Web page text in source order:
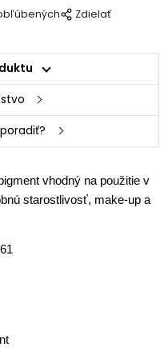
Zdielať
vhodný na použitie v
starostlivosť, make-up a